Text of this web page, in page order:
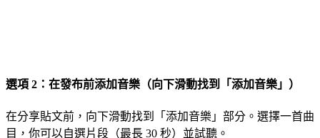
選項 2：在發布前添加音樂（向下滑動找到「添加音樂」）
在分享貼文前，向下滑動找到「添加音樂」部分。選擇一首曲
目，你可以自選片段（最長 30 秒）並試聽。